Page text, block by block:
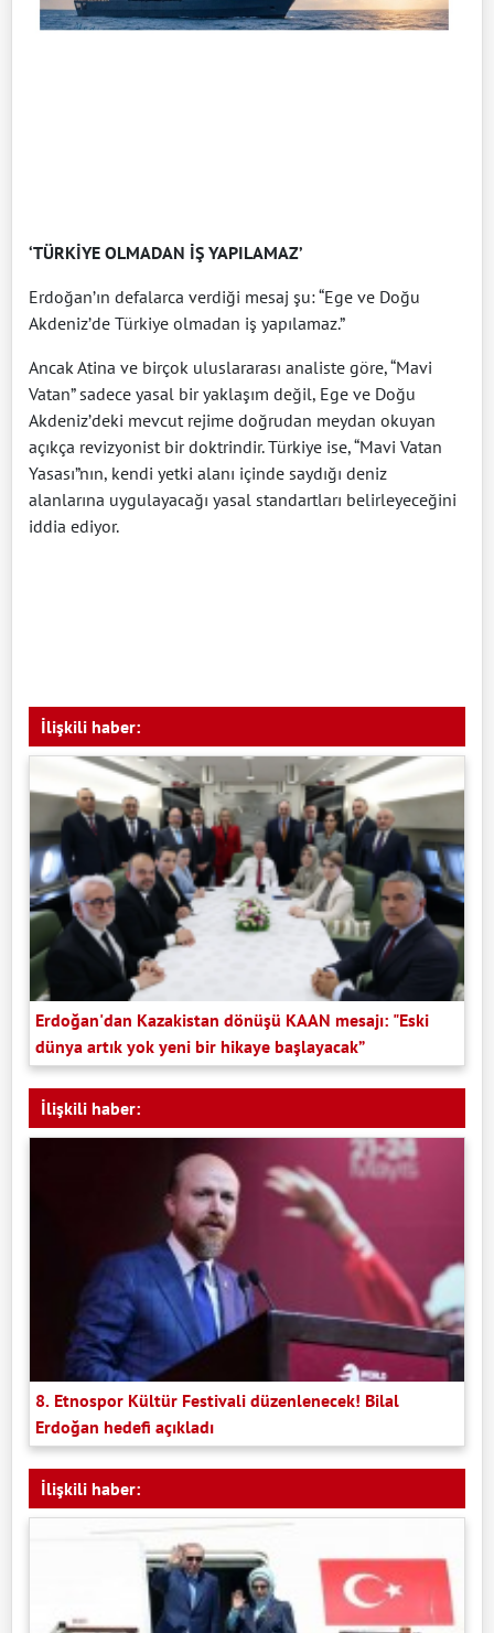
‘TÜRKİYE OLMADAN İŞ YAPILAMAZ’
Erdoğan’ın defalarca verdiği mesaj şu: “Ege ve Doğu
Akdeniz’de Türkiye olmadan iş yapılamaz.”
Ancak Atina ve birçok uluslararası analiste göre, “Mavi
Vatan” sadece yasal bir yaklaşım değil, Ege ve Doğu
Akdeniz’deki mevcut rejime doğrudan meydan okuyan
açıkça revizyonist bir doktrindir. Türkiye ise, “Mavi Vatan
Yasası”nın, kendi yetki alanı içinde saydığı deniz
alanlarına uygulayacağı yasal standartları belirleyeceğini
iddia ediyor.
İlişkili haber:
Erdoğan'dan Kazakistan dönüşü KAAN mesajı: "Eski
dünya artık yok yeni bir hikaye başlayacak”
İlişkili haber:
8. Etnospor Kültür Festivali düzenlenecek! Bilal
Erdoğan hedefi açıkladı
İlişkili haber: